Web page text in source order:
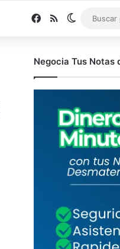
Facebook
RSS Switch
Negocia Tus Notas